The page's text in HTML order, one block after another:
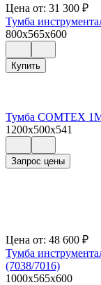
Цена от: 31 300 ₽
Тумба
800x565x600
Купить
Тумба COMTEX
1200x500x541
Запрос цены
Цена от: 48 600 ₽
Тумба
(7038/7016)
1000x565x600